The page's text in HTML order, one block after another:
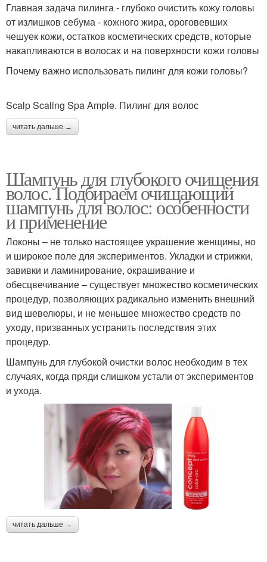
Главная задача пилинга - глубоко очистить кожу головы
от излишков себума - кожного жира, ороговевших
чешуек кожи, остатков косметических средств, которые
накапливаются в волосах и на поверхности кожи головы
Почему важно использовать пилинг для кожи головы?
Scalp Scaling Spa Ample. Пилинг для волос
читать дальше →
Шампунь для глубокого очищения
волос. Подбираем очищающий
шампунь для волос: особенности
и применение
Локоны – не только настоящее украшение женщины, но
и широкое поле для экспериментов. Укладки и стрижки,
завивки и ламинирование, окрашивание и
обесцвечивание – существует множество косметических
процедур, позволяющих радикально изменить внешний
вид шевелюры, и не меньшее множество средств по
уходу, призванных устранить последствия этих
процедур.
Шампунь для глубокой очистки волос необходим в тех
случаях, когда пряди слишком устали от экспериментов
и ухода.
читать дальше →